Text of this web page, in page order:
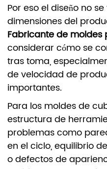
Por eso el diseño no
dimensiones del
Fabricante de moldes
considerar cómo se
tras toma,
de velocidad de
importantes.
Para los moldes de
estructura de
problemas como
en el ciclo, equilibrio
o defectos de